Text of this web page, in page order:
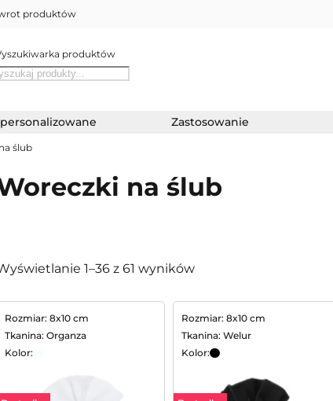
produktów
produktów
Zastosowanie
ślub
na ślub
1–36 z 61 wyników
Rozmiar: 8x10 cm
Tkanina: Organza
Kolor:
Rozmiar: 8x10 cm
Tkanina: Welur
Kolor: